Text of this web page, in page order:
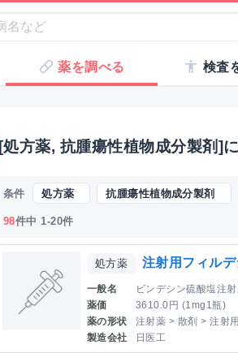
薬を調べる 検査
[処方薬, 抗腫瘍性植物成分製剤]
条件 処方薬 抗腫瘍性植物成分製剤
98件中 1-20件
処方薬 注射用フィル
一般名
ビンデシン硫酸塩注射
薬価
3610.0円 (1mg1瓶)
薬の形状
注射薬 > 散剤 > 注射用
製造会社
日医工